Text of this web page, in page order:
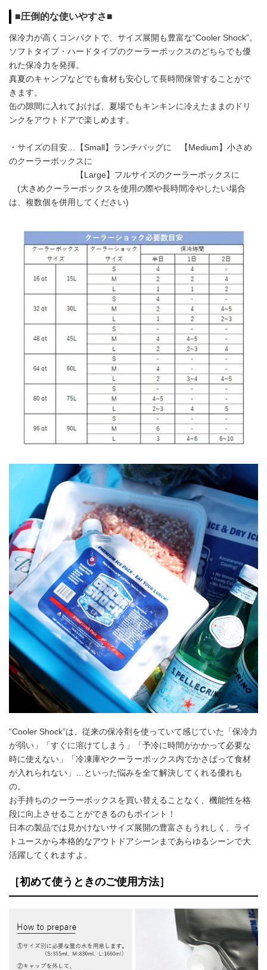
■圧倒的な使いやすさ■
保冷力が高くコンパクトで、サイズ展開も豊富な“Cooler Shock”。
ソフトタイプ・ハードタイプのクーラーボックスのどちらでも優
れた保冷力を発揮。
真夏のキャンプなどでも食材も安心して長時間保管することがで
きます。
缶の隙間に入れておけば、夏場でもキンキンに冷えたままのドリ
ンクをアウトドアで楽しめます。
・サイズの目安…【Small】ランチバッグに 【Medium】小さめ
のクーラーボックスに
【Large】フルサイズのクーラーボックスに
(大きめクーラーボックスを使用の際や長時間冷やしたい場合
は、複数個を併用してください)
“Cooler Shock”は、従来の保冷剤を使っていて感じていた「保冷力
が弱い」「すぐに溶けてしまう」「予冷に時間がかかって必要な
時に使えない」「冷凍庫やクーラーボックス内でかさばって食材
が入れられない」…といった悩みを全て解決してくれる優れも
の。
お手持ちのクーラーボックスを買い替えることなく、機能性を格
段に向上させることができるのもポイント！
日本の製品では見かけないサイズ展開の豊富さもうれしく、ライ
トユースから本格的なアウトドアシーンまであらゆるシーンで大
活躍してくれますよ。
［初めて使うときのご使用方法］